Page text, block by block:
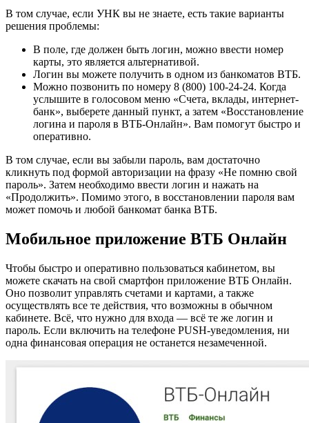
В том случае, если УНК вы не знаете, есть такие варианты
решения проблемы:
В поле, где должен быть логин, можно ввести номер
карты, это является альтернативой.
Логин вы можете получить в одном из банкоматов ВТБ.
Можно позвонить по номеру 8 (800) 100-24-24. Когда
услышите в голосовом меню «Счета, вклады, интернет-
банк», выберете данный пункт, а затем «Восстановление
логина и пароля в ВТБ-Онлайн». Вам помогут быстро и
оперативно.
В том случае, если вы забыли пароль, вам достаточно
кликнуть под формой авторизации на фразу «Не помню свой
пароль». Затем необходимо ввести логин и нажать на
«Продолжить». Помимо этого, в восстановлении пароля вам
может помочь и любой банкомат банка ВТБ.
Мобильное приложение ВТБ Онлайн
Чтобы быстро и оперативно пользоваться кабинетом, вы
можете скачать на свой смартфон приложение ВТБ Онлайн.
Оно позволит управлять счетами и картами, а также
осуществлять все те действия, что возможны в обычном
кабинете. Всё, что нужно для входа — всё те же логин и
пароль. Если включить на телефоне PUSH-уведомления, ни
одна финансовая операция не останется незамеченной.